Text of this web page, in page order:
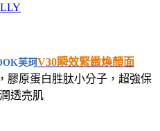
芙珂V30瞬效緊緻煥顏面
，膠原蛋白胜肽小分子，超強保
透亮肌